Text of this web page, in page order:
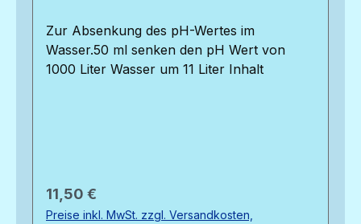
Zur Absenkung des pH-Wertes im
Wasser.50 ml senken den pH Wert von
1000 Liter Wasser um 11 Liter Inhalt
Regulärer Preis:
11,50 €
Preise inkl. MwSt. zzgl. Versandkosten,